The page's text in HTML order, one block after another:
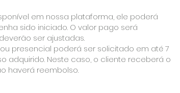
em nossa plataforma, ele poderá
sido iniciado. O valor pago será
ser ajustadas.
presencial poderá ser solicitado em até 7
adquirido. Neste caso, o cliente receberá o
haverá reembolso.